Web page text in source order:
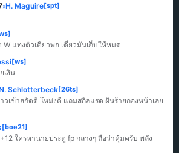
»H. Maguire[spt]
W แทงตัวเดียวพอ เดี๋ยวมันเก็บให้หมด
[ws]
เงิน
Schlotterbeck[26ts]
วเข้าสกัดดี โหม่งดี แถมสกิลแรด ฝันร้ายกองหน้าเลย
[boe21]
ใครหานายประตู fp กลางๆ ถือว่าคุ้มครับ พลัง